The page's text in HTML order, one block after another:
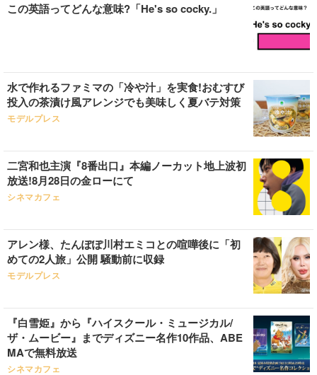
この英語ってどんな意味?「He's so cocky.」
水で作れるファミマの「冷や汁」を実食!おむすび
投入の茶漬け風アレンジでも美味しく夏バテ対策
モデルプレス
二宮和也主演『8番出口』本編ノーカット地上波初
放送!8月28日の金ローにて
シネマカフェ
アレン様、たんぽぽ川村エミコとの喧嘩後に「初
めての2人旅」公開 騒動前に収録
モデルプレス
『白雪姫』から『ハイスクール・ミュージカル/
ザ・ムービー』までディズニー名作10作品、ABE
MAで無料放送
シネマカフェ